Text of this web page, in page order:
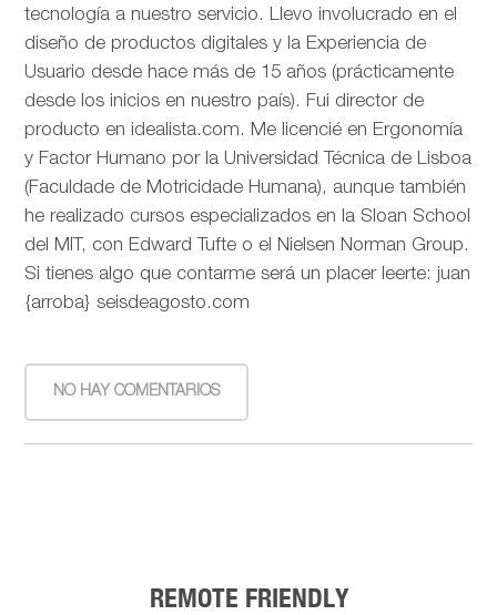
tecnología a nuestro servicio. Llevo involucrado en el
diseño de productos digitales y la Experiencia de
Usuario desde hace más de 15 años (prácticamente
desde los inicios en nuestro país). Fui director de
producto en idealista.com. Me licencié en Ergonomía
y Factor Humano por la Universidad Técnica de Lisboa
(Faculdade de Motricidade Humana), aunque también
he realizado cursos especializados en la Sloan School
del MIT, con Edward Tufte o el Nielsen Norman Group.
Si tienes algo que contarme será un placer leerte: juan
{arroba} seisdeagosto.com
NO HAY COMENTARIOS
REMOTE FRIENDLY